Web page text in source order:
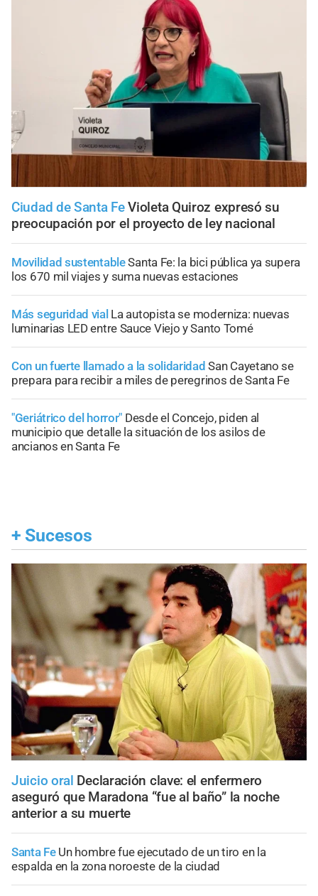
Ciudad de Santa Fe Violeta Quiroz expresó su
preocupación por el proyecto de ley nacional
Movilidad sustentableSanta Fe: la bici pública ya supera
los 670 mil viajes y suma nuevas estaciones
Más seguridad vial La autopista se moderniza: nuevas
luminarias LED entre Sauce Viejo y Santo Tomé
Con un fuerte llamado a la solidaridad San Cayetano se
prepara para recibir a miles de peregrinos de Santa Fe
"Geriátrico del horror" Desde el Concejo, piden al
municipio que detalle la situación de los asilos de
ancianos en Santa Fe
+ Sucesos
Juicio oral Declaración clave: el enfermero
aseguró que Maradona “fue al baño” la noche
anterior a su muerte
Santa Fe Un hombre fue ejecutado de un tiro en la
espalda en la zona noroeste de la ciudad